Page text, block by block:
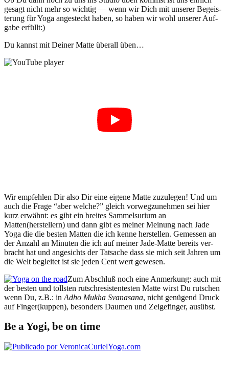
gesagt nicht mehr so wichtig — wenn wir Dich mit unser­er Begeis­
terung für Yoga angesteckt haben, so haben wir wohl unser­er Auf­
gabe erfüllt:)
Du kannst mit Dein­er Mat­te über­all üben…
Wir empfehlen Dir also Dir eine eigene Mat­te zuzule­gen! Und um
auch die Frage “aber welche?” gle­ich vor­wegzunehmen sei hier
kurz erwäh­nt: es gibt ein bre­ites Sam­mel­suri­um an
Matten(herstellern) und dann gibt es mein­er Mei­n­ung nach Jade
Yoga die die besten Mat­ten die ich kenne her­stellen. Gemessen an
der Anzahl an Minuten die ich auf mein­er Jade-Mat­te bere­its ver­
bracht hat und angesichts der Tat­sache dass sie mich seit Jahren um
die Welt begleit­et ist sie jeden Cent wert gewesen.
Zum Abschluß noch eine Anmerkung: auch mit
der besten und toll­sten rutschre­sisten­testen Mat­te wirst Du rutschen
wenn Du, z.B.: in Adho Mukha Svanasana, nicht genü­gend Druck
auf Finger(kuppen), beson­ders Dau­men und Zeigefin­ger, ausübst.
Be a Yogi, be on time